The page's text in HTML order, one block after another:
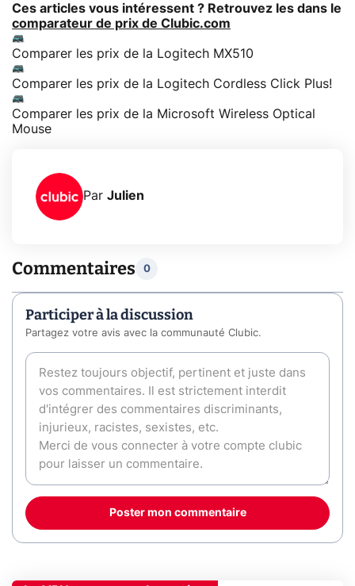
Ces articles vous intéressent ? Retrouvez les dans le
comparateur de prix de Clubic.com
Comparer les prix de la Logitech MX510
Comparer les prix de la Logitech Cordless Click Plus!
Comparer les prix de la Microsoft Wireless Optical
Mouse
Par Julien
Commentaires 0
Participer à la discussion
Partagez votre avis avec la communauté Clubic.
Poster mon commentaire